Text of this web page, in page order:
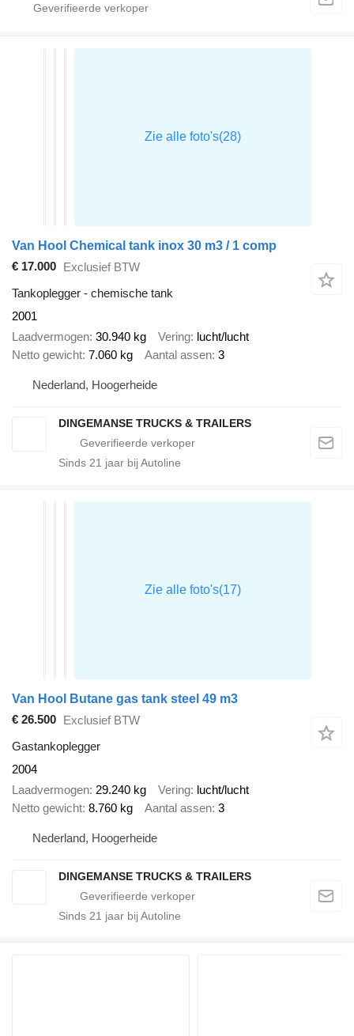
Van Hool Chemical tank inox 30 m3 / 1 comp
€ 17.000 Exclusief BTW
Tankoplegger - chemische tank
2001
Laadvermogen 30.940 kg Vering lucht/lucht
Netto gewicht 7.060 kg Aantal assen 3
Nederland, Hoogerheide
DINGEMANSE TRUCKS & TRAILERS
Sinds 21 jaar bij Autoline
Van Hool Butane gas tank steel 49 m3
€ 26.500 Exclusief BTW
Gastankoplegger
2004
Laadvermogen 29.240 kg Vering lucht/lucht
Netto gewicht 8.760 kg Aantal assen 3
Nederland, Hoogerheide
DINGEMANSE TRUCKS & TRAILERS
Sinds 21 jaar bij Autoline